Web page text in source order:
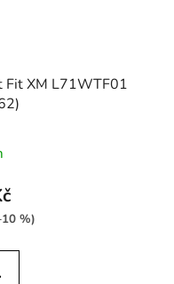
Fit XM L71WTF01
%)